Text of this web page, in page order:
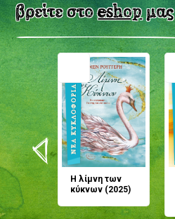
βρείτε στοeshopμας
Η λίμνη των
κύκνων (2025)